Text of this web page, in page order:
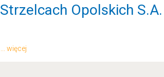
Opolskich
... więcej